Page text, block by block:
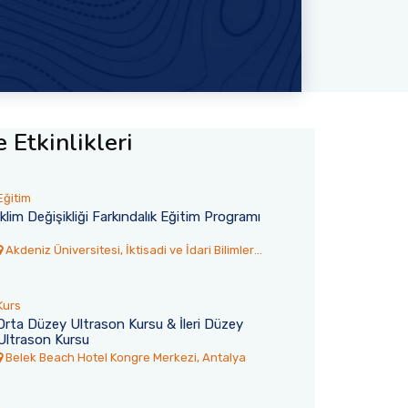
Akdeniz TÖMER’den 77
Etkinlikleri
Değişikliği Farkındalık Eğitim Programı
Akdeniz Üniversitesi, İktisadi ve İdari Bilimler
Düzey Ultrason Kursu & İleri Düzey
Kursu
Belek Beach Hotel Kongre Merkezi, Antalya